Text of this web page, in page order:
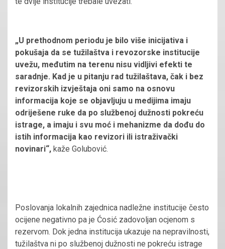
„U prethodnom periodu je bilo više inicijativa i
pokušaja da se tužilaštva i revozorske institucije
uvežu, međutim na terenu nisu vidljivi efekti te
saradnje. Kad je u pitanju rad tužilaštava, čak i bez
revizorskih izvještaja oni samo na osnovu
informacija koje se objavljuju u medijima imaju
odriješene ruke da po službenoj dužnosti pokreću
istrage, a imaju i svu moć i mehanizme da dođu do
istih informacija kao revizori ili istraživački
novinari“, kaže Golubović.
Poslovanja lokalnih zajednica nadležne institucije često
ocijene negativno pa je Ćosić zadovoljan ocjenom s
rezervom. Dok jedna institucija ukazuje na nepravilnosti,
tužilaštva ni po službenoj dužnosti ne pokreću istrage